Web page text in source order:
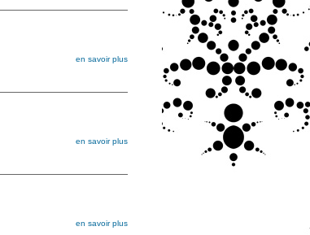
en savoir plus
en savoir plus
en savoir plus